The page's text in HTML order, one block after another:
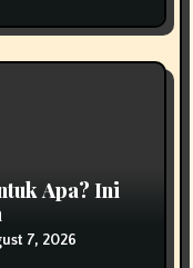
Apa? Ini
7, 2026